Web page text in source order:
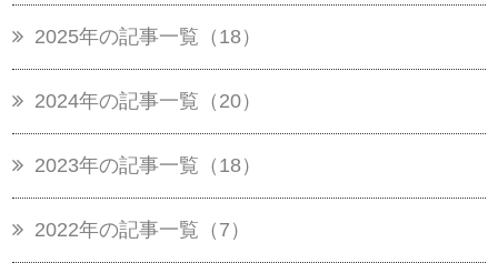
2025年の記事一覧（18）
2024年の記事一覧（20）
2023年の記事一覧（18）
2022年の記事一覧（7）